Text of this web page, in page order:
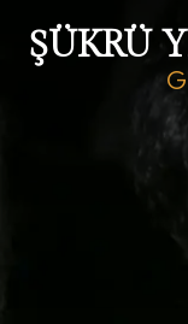
ŞÜKRÜ